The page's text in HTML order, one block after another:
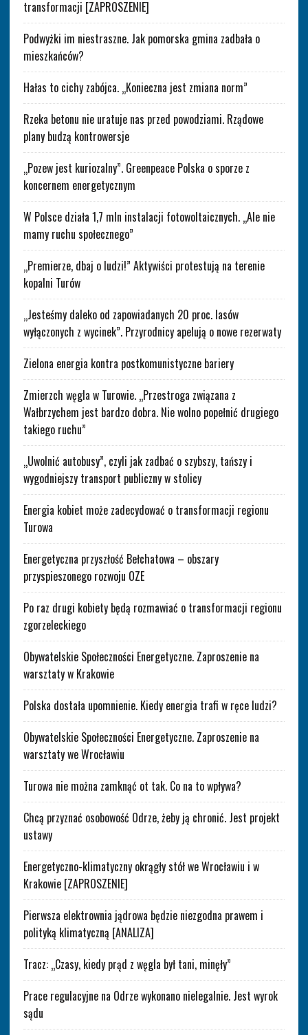
transformacji [ZAPROSZENIE]
Podwyżki im niestraszne. Jak pomorska gmina zadbała o
mieszkańców?
Hałas to cichy zabójca. „Konieczna jest zmiana norm”
Rzeka betonu nie uratuje nas przed powodziami. Rządowe
plany budzą kontrowersje
„Pozew jest kuriozalny”. Greenpeace Polska o sporze z
koncernem energetycznym
W Polsce działa 1,7 mln instalacji fotowoltaicznych. „Ale nie
mamy ruchu społecznego”
„Premierze, dbaj o ludzi!” Aktywiści protestują na terenie
kopalni Turów
„Jesteśmy daleko od zapowiadanych 20 proc. lasów
wyłączonych z wycinek”. Przyrodnicy apelują o nowe rezerwaty
Zielona energia kontra postkomunistyczne bariery
Zmierzch węgla w Turowie. „Przestroga związana z
Wałbrzychem jest bardzo dobra. Nie wolno popełnić drugiego
takiego ruchu”
„Uwolnić autobusy”, czyli jak zadbać o szybszy, tańszy i
wygodniejszy transport publiczny w stolicy
Energia kobiet może zadecydować o transformacji regionu
Turowa
Energetyczna przyszłość Bełchatowa – obszary
przyspieszonego rozwoju OZE
Po raz drugi kobiety będą rozmawiać o transformacji regionu
zgorzeleckiego
Obywatelskie Społeczności Energetyczne. Zaproszenie na
warsztaty w Krakowie
Polska dostała upomnienie. Kiedy energia trafi w ręce ludzi?
Obywatelskie Społeczności Energetyczne. Zaproszenie na
warsztaty we Wrocławiu
Turowa nie można zamknąć ot tak. Co na to wpływa?
Chcą przyznać osobowość Odrze, żeby ją chronić. Jest projekt
ustawy
Energetyczno-klimatyczny okrągły stół we Wrocławiu i w
Krakowie [ZAPROSZENIE]
Pierwsza elektrownia jądrowa będzie niezgodna prawem i
polityką klimatyczną [ANALIZA]
Tracz: „Czasy, kiedy prąd z węgla był tani, minęły”
Prace regulacyjne na Odrze wykonano nielegalnie. Jest wyrok
sądu